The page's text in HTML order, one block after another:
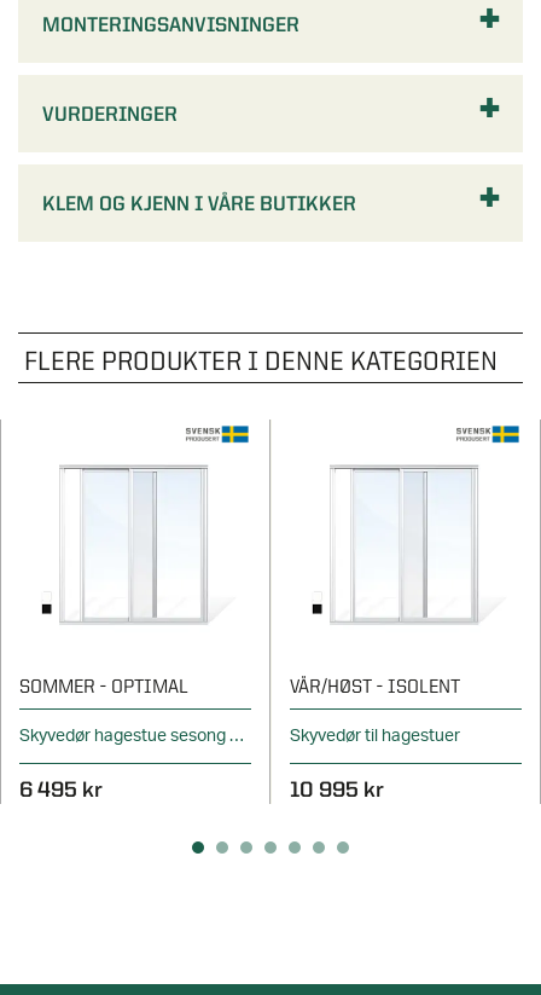
MONTERINGSANVISNINGER
VURDERINGER
KLEM OG KJENN I VÅRE BUTIKKER
FLERE PRODUKTER I DENNE KATEGORIEN
SOMMER - OPTIMAL
Skyvedør hagestue sesong sommer
6 495 kr
VÅR/HØST - ISOLENT
Skyvedør til hagestuer
10 995 kr